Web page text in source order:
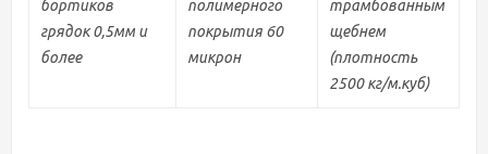
бортиков
грядок 0,5мм и
более
полимерного
покрытия 60
микрон
трамбованным
щебнем
(плотность
2500 кг/м.куб)